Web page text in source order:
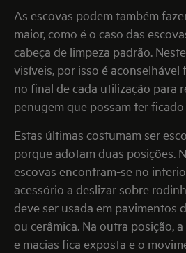
As escovas podem também
maior, como é o caso das
cabeça de limpeza padrão.
visíveis, por isso é aconselhável
no final de cada utilização para
penugem que possam ter
Estas últimas costumam ser
porque adotam duas posições.
escovas encontram-se no
acessório a deslizar sobre
deve ser usada em pavimentos
ou cerâmica. Na outra posição,
e macias fica exposta e o